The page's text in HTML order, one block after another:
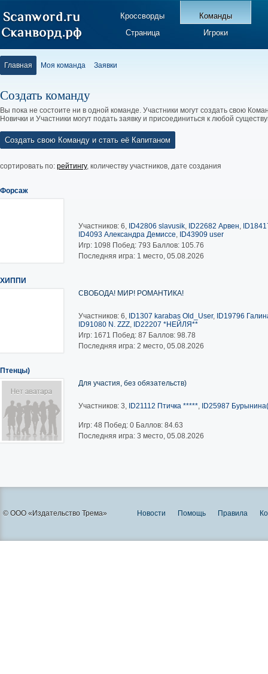
Кроссворды
Команды
Страница
Игроки
Главная Моя команда Заявки
Создать команду
Вы пока не состоите ни в одной команде. Участники могут создать свою
Новички и Участники могут подать заявку и присоединиться к любой
Создать свою Команду и стать её Капитаном
сортировать по: рейтингу, количеству участников, дате создания
Форсаж
Участников: 6, ID42806 slavusik, ID22682 Арвен,
ID4093 Александра Демиссе, ID43909 user
Игр: 1098 Побед: 793 Баллов: 105.76
Последняя игра: 1 место, 05.08.2026
ХИППИ
СВОБОДА! МИР! РОМАНТИКА!
Участников: 6, ID1307 karabas Old_User, ID19796
ID91080 N. ZZZ, ID22207 *НЕЙЛЯ**
Игр: 1671 Побед: 87 Баллов: 98.78
Последняя игра: 2 место, 05.08.2026
Птенцы)
Для участия, без обязательств)
Участников: 3, ID21112 Птичка *****, ID25987
Игр: 48 Побед: 0 Баллов: 84.63
Последняя игра: 3 место, 05.08.2026
© ООО «Издательство Трема» Новости Помощь Правила